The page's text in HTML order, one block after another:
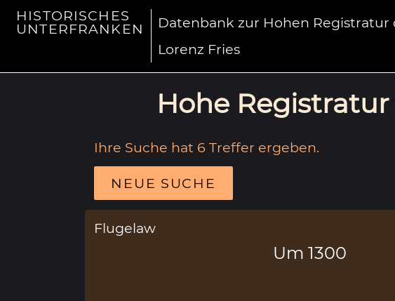
HISTORISCHES
UNTERFRANKEN
Datenbank zur Hohen Registratur
Lorenz Fries
Hohe Registratur
Ihre Suche hat 6 Treffer ergeben.
NEUE SUCHE
Flugelaw
Um 1300